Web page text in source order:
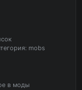
mobs
в моды